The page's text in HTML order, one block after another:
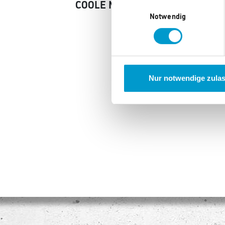
Einwilligungsauswahl
Notwendig
Nur notwendige
COOLE MARKEN